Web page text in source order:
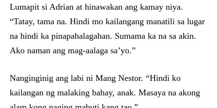
Lumapit si Adrian at hinawakan ang kamay niya.
“Tatay, tama na. Hindi mo kailangang manatili sa lugar
na hindi ka pinapahalagahan. Sumama ka na sa akin.
Ako naman ang mag-aalaga sa’yo.”
Nanginginig ang labi ni Mang Nestor. “Hindi ko
kailangan ng malaking bahay, anak. Masaya na akong